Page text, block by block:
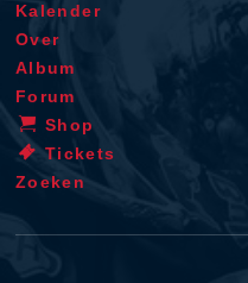
Kalender
Over
Album
Forum
Shop
Tickets
Zoeken